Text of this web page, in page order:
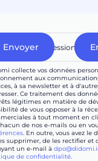
collecte vos données
aux
à sa newsletter et à
Ce traitement des
légitimes en matière de
de vous opposer à la
à tout moment en
de nos e-mails ou en
. En outre, vous avez le
supprimer, de les rectifier et
un e-mail à
de confidentialité.